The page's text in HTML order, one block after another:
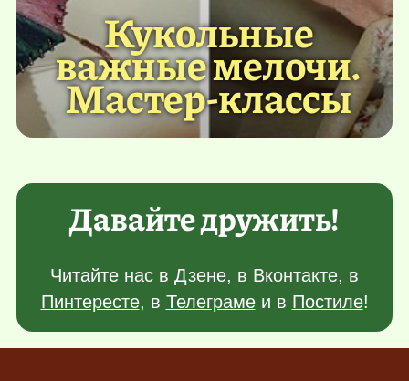
Кукольные
важные мелочи.
Мастер-классы
Давайте дружить!
Читайте нас в Дзене, в Вконтакте, в
Пинтересте, в Телеграмеи в Постиле!